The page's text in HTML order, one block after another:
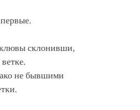
склонивши,
не бывшими